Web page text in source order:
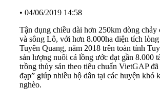
• 04/06/2019 14:58
Tận dụng chiều dài hơn 250km dòng chảy
và sông Lô, với hơn 8.000ha diện tích
Tuyên Quang, năm 2018 trên toàn tỉnh
sản lượng nuôi cá lồng ước đạt gần 8.000
trồng thủy sản theo tiêu chuẩn VietGAP
đạp” giúp nhiều hộ dân tại các huyện khó
nghèo.